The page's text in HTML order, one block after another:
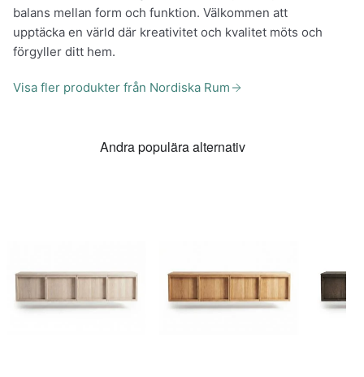
balans mellan form och funktion. Välkommen att
upptäcka en värld där kreativitet och kvalitet möts och
förgyller ditt hem.
Visa fler produkter från Nordiska Rum
Andra populära alternativ